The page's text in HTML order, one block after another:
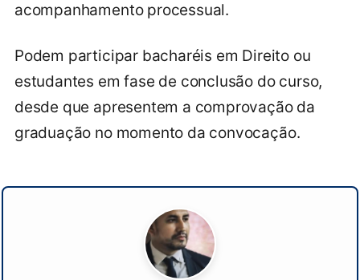
acompanhamento processual.
Podem participar bacharéis em Direito ou
estudantes em fase de conclusão do curso,
desde que apresentem a comprovação da
graduação no momento da convocação.